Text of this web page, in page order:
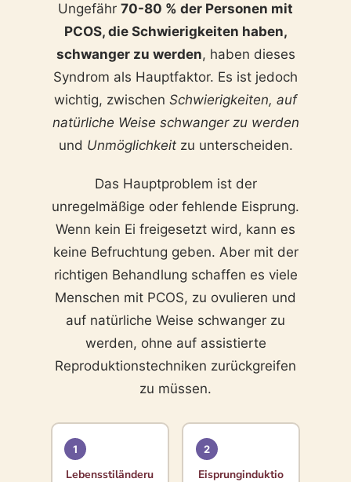
Ungefähr 70-80 % der Personen mit
PCOS, die Schwierigkeiten haben,
schwanger zu werden, haben dieses
Syndrom als Hauptfaktor. Es ist jedoch
wichtig, zwischen Schwierigkeiten, auf
natürliche Weise schwanger zu werden
und Unmöglichkeitzu unterscheiden.
Das Hauptproblem ist der
unregelmäßige oder fehlende Eisprung.
Wenn kein Ei freigesetzt wird, kann es
keine Befruchtung geben. Aber mit der
richtigen Behandlung schaffen es viele
Menschen mit PCOS, zu ovulieren und
auf natürliche Weise schwanger zu
werden, ohne auf assistierte
Reproduktionstechniken zurückgreifen
zu müssen.
1
Lebensstiländeru
2
Eisprunginduktio